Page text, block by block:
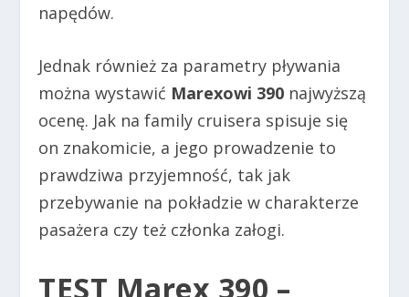
napędów.
Jednak również za parametry pływania
można wystawić Marexowi 390 najwyższą
ocenę. Jak na family cruisera spisuje się
on znakomicie, a jego prowadzenie to
prawdziwa przyjemność, tak jak
przebywanie na pokładzie w charakterze
pasażera czy też członka załogi.
TEST Marex 390 –